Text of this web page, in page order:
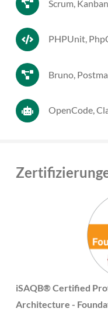
Scrum, Kanban
PHPUnit,
Bruno,
OpenCode,
iSAQB® Certified
Architecture -